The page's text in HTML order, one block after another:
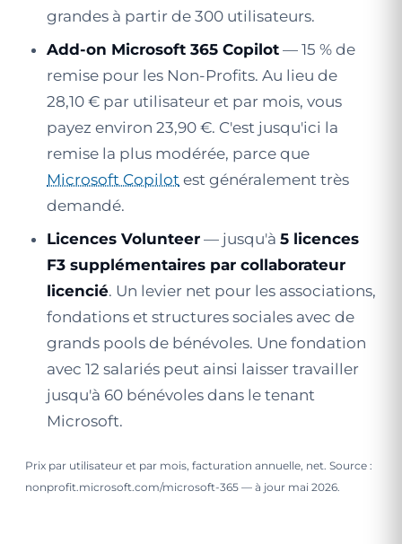
grandes à partir de 300 utilisateurs.
Add-on Microsoft 365 Copilot — 15 % de
remise pour les Non-Profits. Au lieu de
28,10 € par utilisateur et par mois, vous
payez environ 23,90 €. C'est jusqu'ici la
remise la plus modérée, parce que
Microsoft Copilot est généralement très
demandé.
Licences Volunteer — jusqu'à 5 licences
F3 supplémentaires par collaborateur
licencié. Un levier net pour les associations,
fondations et structures sociales avec de
grands pools de bénévoles. Une fondation
avec 12 salariés peut ainsi laisser travailler
jusqu'à 60 bénévoles dans le tenant
Microsoft.
Prix par utilisateur et par mois, facturation annuelle, net. Source :
nonprofit.microsoft.com/microsoft-365 — à jour mai 2026.